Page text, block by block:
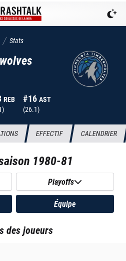
Stats
REB
)
#16 AST
(26.1)
EFFECTIF CALENDRIER
1980-81
Playoffs
Équipe
des joueurs